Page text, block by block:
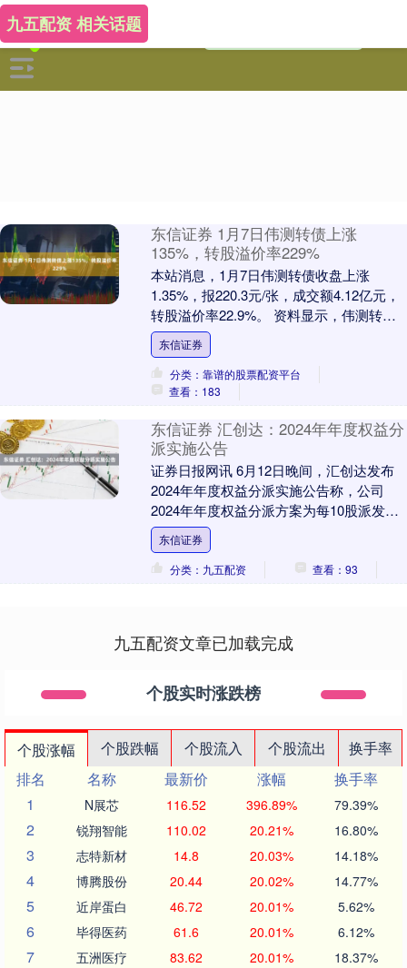
九五配资 相关话题
东信证券 1月7日伟测转债上涨
135%，转股溢价率229%
本站消息，1月7日伟测转债收盘上涨
1.35%，报220.3元/张，成交额4.12亿元，
转股溢价率22.9%。 资料显示，伟测转债
信用级别为“AA”，债券期限6年....
东信证券
分类：靠谱的股票配资平台
查看：183
东信证券 汇创达：2024年年度权益分
派实施公告
证券日报网讯 6月12日晚间，汇创达发布
2024年年度权益分派实施公告称，公司
2024年年度权益分派方案为每10股派发现
金2.3元（含税），股权登记日为2025....
东信证券
分类：九五配资
查看：93
九五配资文章已加载完成
个股实时涨跌榜
个股涨幅 个股跌幅 个股流入 个股流出
换手率
排名
名称 最新价 涨幅
换手率
1
N展芯 116.52 396.89% 79.39%
2 锐翔智能 110.02 20.21% 16.80%
3 志特新材 14.8 20.03% 14.18%
4 博腾股份 20.44 20.02% 14.77%
5 近岸蛋白 46.72 20.01% 5.62%
6 毕得医药 61.6 20.01% 6.12%
7 五洲医疗 83.62 20.01% 18.37%